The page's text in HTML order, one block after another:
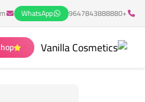
+9647843888880
WhatsApp